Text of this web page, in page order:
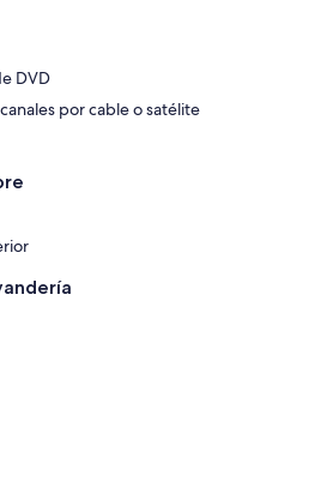
DVD
por cable o satélite